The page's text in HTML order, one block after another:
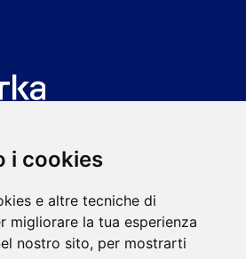
i cookies
e altre tecniche di
migliorare la tua esperienza
nostro sito, per mostrarti